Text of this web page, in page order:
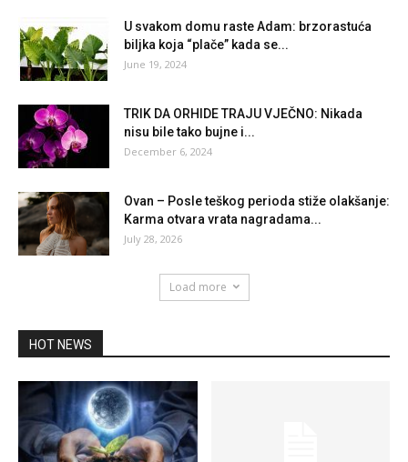
U svakom domu raste Adam: brzorastuća
biljka koja “plače” kada se...
June 19, 2024
TRIK DA ORHIDE TRAJU VJEČNO: Nikada
nisu bile tako bujne i...
December 6, 2024
Ovan – Posle teškog perioda stiže olakšanje:
Karma otvara vrata nagradama...
July 28, 2026
Load more
HOT NEWS